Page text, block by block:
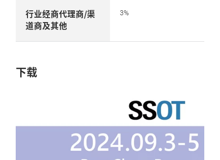
行业经商代理商/渠
道商及其他
3%
下载